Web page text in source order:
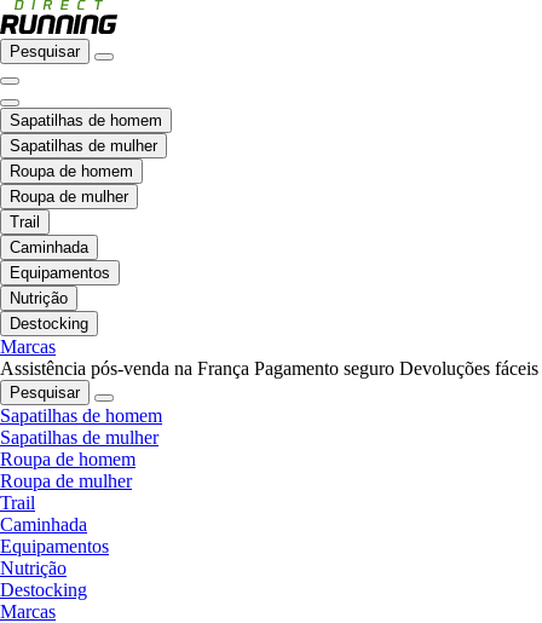
Pesquisar
Sapatilhas de homem
Sapatilhas de mulher
Roupa de homem
Roupa de mulher
Trail
Caminhada
Equipamentos
Nutrição
Destocking
Marcas
Assistência pós-venda na França Pagamento seguro Devoluções fáceis
Pesquisar
Sapatilhas de homem
Sapatilhas de mulher
Roupa de homem
Roupa de mulher
Trail
Caminhada
Equipamentos
Nutrição
Destocking
Marcas